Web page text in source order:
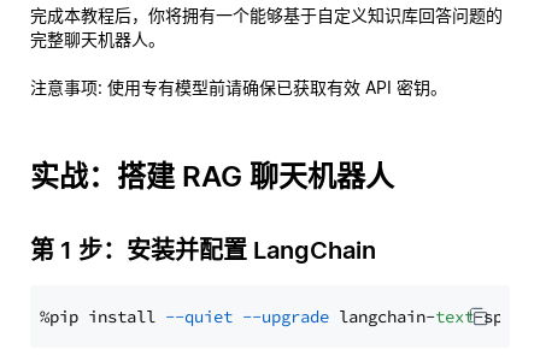
完成本教程后，你将拥有一个能够基于自定义知识库回答问题的
完整聊天机器人。
注意事项: 使用专有模型前请确保已获取有效 API 密钥。
实战：搭建 RAG 聊天机器人
第 1 步：安装并配置 LangChain
%pip install --quiet --upgrade langchain-text